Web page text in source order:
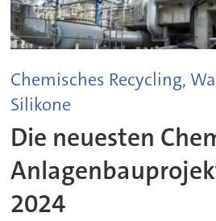
Chemisches Recycling,
Silikone
Die neuesten
2024